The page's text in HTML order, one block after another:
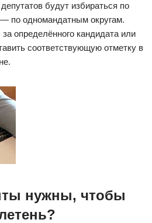
будут избираться по
по одномандатным округам.
определённого кандидата или
соответствующую отметку в
нужны, чтобы